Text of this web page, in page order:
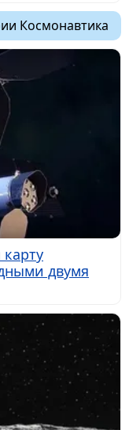
Космонавтика
карту
двумя